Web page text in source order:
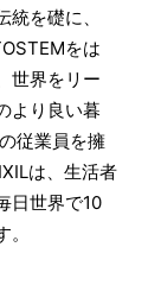
を礎に、
をは
世界をリー
より良い暮
従業員を擁
は、生活者
日世界で10